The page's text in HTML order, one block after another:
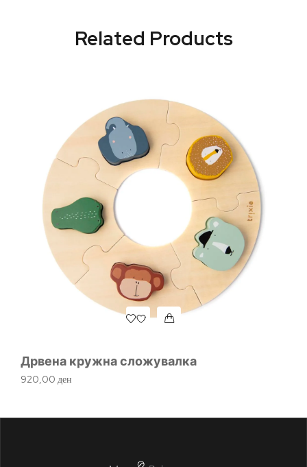
Related Products
Дрвена кружна сложувалка
920,00 ден